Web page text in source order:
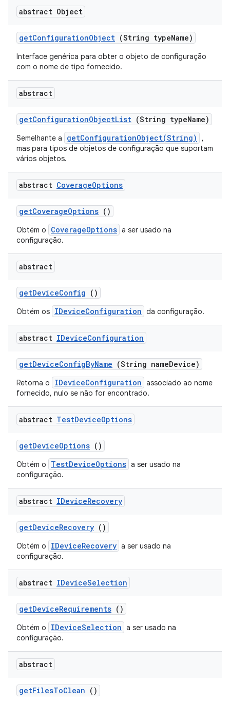
abstract Object
getConfigurationObject (String typeName)
Interface genérica para obter o objeto de configuração
com o nome de tipo fornecido.
abstract
getConfigurationObjectList (String typeName)
Semelhante a getConfigurationObject(String)
,
mas para tipos de objetos de configuração que suportam
vários objetos.
abstract CoverageOptions
getCoverageOptions ()
Obtém o CoverageOptions a ser usado na
configuração.
abstract
getDeviceConfig ()
Obtém os IDeviceConfiguration da configuração.
abstract IDeviceConfiguration
getDeviceConfigByName (String nameDevice)
Retorna o IDeviceConfiguration associado ao nome
fornecido, nulo se não for encontrado.
abstract TestDeviceOptions
getDeviceOptions ()
Obtém o TestDeviceOptions a ser usado na
configuração.
abstract IDeviceRecovery
getDeviceRecovery ()
Obtém o IDeviceRecovery a ser usado na
configuração.
abstract IDeviceSelection
getDeviceRequirements ()
Obtém o IDeviceSelection a ser usado na
configuração.
abstract
getFilesToClean ()